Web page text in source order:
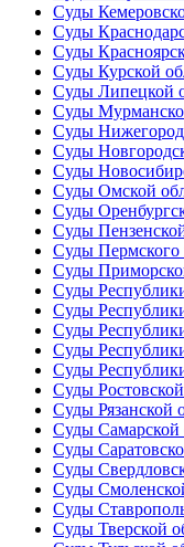
Суды
Суды
Суды
Суды Курской
Суды Липецкой
Суды
Суды
Суды
Суды
Суды Омской
Суды
Суды
Суды Пермского
Суды
Суды
Суды
Суды
Суды
Суды
Суды
Суды Рязанской
Суды Самарской
Суды
Суды
Суды
Суды
Суды Тверской